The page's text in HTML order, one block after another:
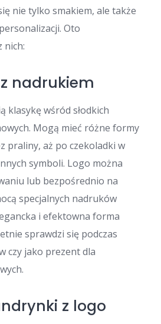
nie tylko smakiem, ale także
Oto
nich:
nadrukiem
klasykę wśród słodkich
Mogą mieć różne formy
praliny, aż po czekoladki w
symboli. Logo można
lub bezpośrednio na
specjalnych nadruków
i efektowna forma
sprawdzi się podczas
czy jako prezent dla
z logo